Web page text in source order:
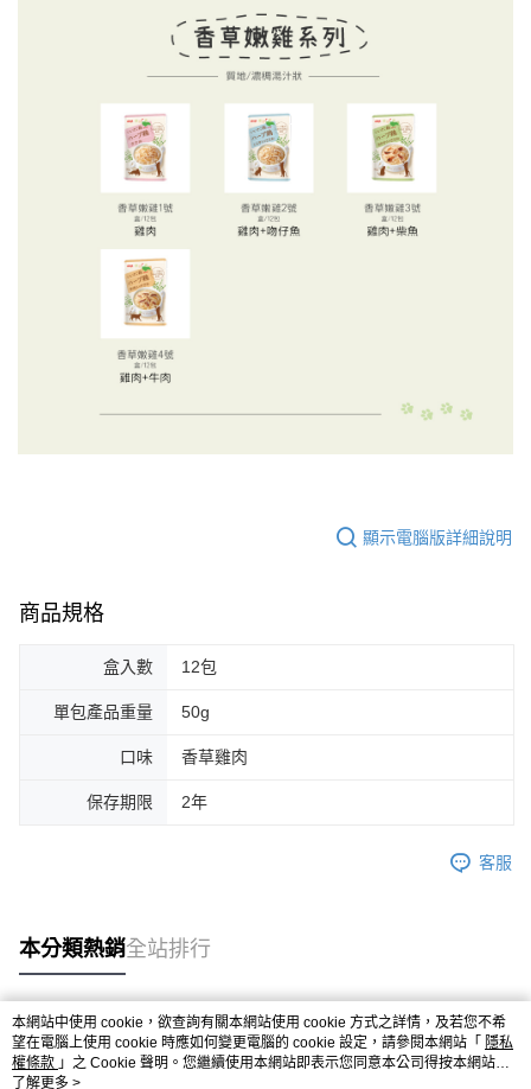
顯示電腦版詳細說明
商品規格
盒入數 12包
單包產品重量 50g
口味 香草雞肉
保存期限 2年
客服
本分類熱銷全站排行
熱門標籤
本網站中使用 cookie，欲查詢有關本網站使用 cookie 方式之詳情，及若您不希
望在電腦上使用 cookie 時應如何變更電腦的 cookie 設定，請參閱本網站「 隱私
權條款 」之 Cookie 聲明。您繼續使用本網站即表示您同意本公司得按本網站使
用條款之 Cookie 聲明使用 cookie。
了解更多 >